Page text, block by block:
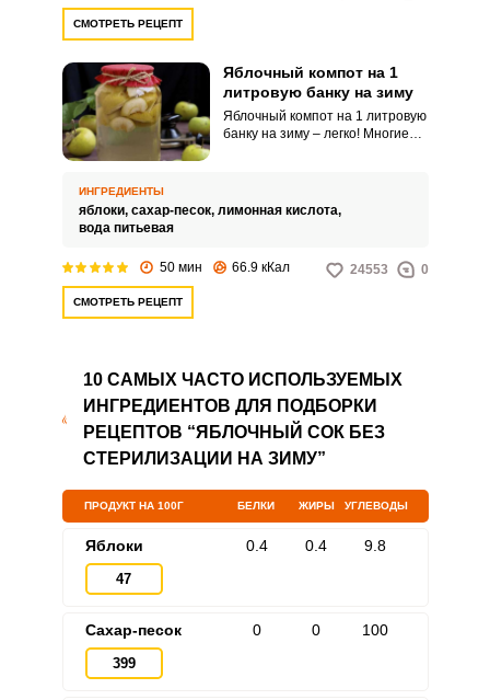
СМОТРЕТЬ РЕЦЕПТ
Яблочный компот на 1
литровую банку на зиму
Яблочный компот на 1 литровую
банку на зиму – легко! Многие
сохраняют свою целостность и
ИНГРЕДИЕНТЫ
яблоки, сахар-песок, лимонная кислота,
вода питьевая
50 мин 66.9 кКал 24553 0
СМОТРЕТЬ РЕЦЕПТ
10 САМЫХ ЧАСТО ИСПОЛЬЗУЕМЫХ
ИНГРЕДИЕНТОВ ДЛЯ ПОДБОРКИ
РЕЦЕПТОВ “ЯБЛОЧНЫЙ СОК БЕЗ
СТЕРИЛИЗАЦИИ НА ЗИМУ”
ПРОДУКТ НА 100Г БЕЛКИ ЖИРЫ УГЛЕВОДЫ
Яблоки
47
0.4 0.4 9.8
Сахар-песок
399
0 0 100